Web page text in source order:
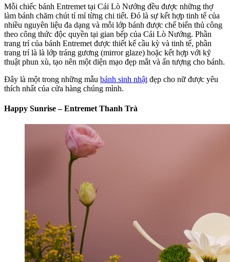
Mỗi chiếc bánh Entremet tại Cái Lò Nướng đều được những thợ
làm bánh chăm chút tỉ mỉ từng chi tiết. Đó là sự kết hợp tinh tế của
nhiều nguyên liệu đa dạng và mỗi lớp bánh được chế biến thủ công
theo công thức độc quyền tại gian bếp của Cái Lò Nướng. Phần
trang trí của bánh Entremet được thiết kế cầu kỳ và tinh tế, phần
trang trí là là lớp tráng gương (mirror glaze) hoặc kết hợp với kỹ
thuật phun xù, tạo nên một diện mạo đẹp mắt và ấn tượng cho bánh.
Đây là một trong những mẫu bánh sinh nhật đẹp cho nữ được yêu
thích nhất của cửa hàng chúng mình.
Happy Sunrise – Entremet Thanh Trà